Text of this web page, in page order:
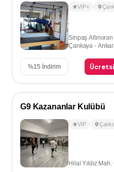
VIP+
Sinpaş
Çankaya -
%15 İndirim
G9 Kazananlar Kulübü
VIP
Hilal Yıldız